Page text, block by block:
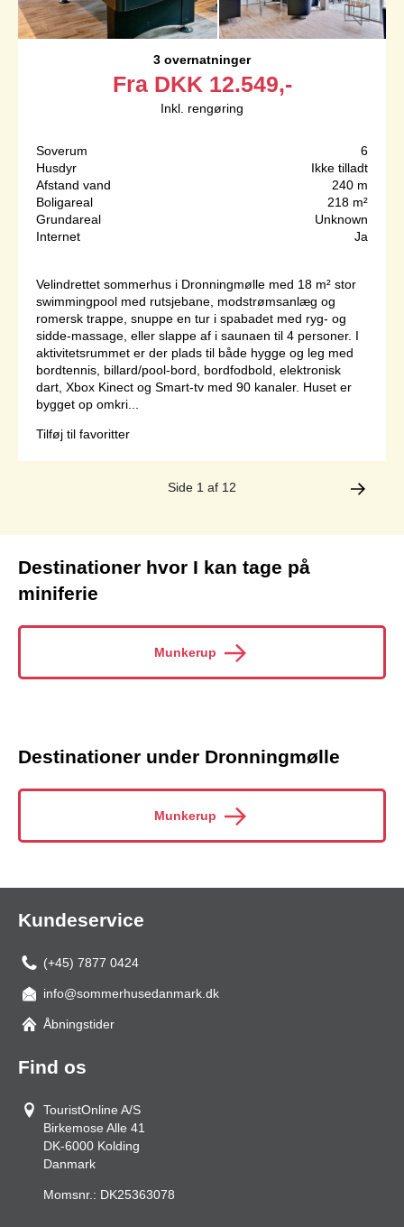
3 overnatninger
Fra DKK 12.549,-
Inkl. rengøring
Soverum
6
Husdyr
Ikke tilladt
Afstand vand
240 m
Boligareal
218 m²
Grundareal
Unknown
Internet
Ja
Velindrettet sommerhus i Dronningmølle med 18 m² stor
swimmingpool med rutsjebane, modstrømsanlæg og
romersk trappe, snuppe en tur i spabadet med ryg- og
sidde-massage, eller slappe af i saunaen til 4 personer. I
aktivitetsrummet er der plads til både hygge og leg med
bordtennis, billard/pool-bord, bordfodbold, elektronisk
dart, Xbox Kinect og Smart-tv med 90 kanaler. Huset er
bygget op omkri...
Tilføj til favoritter
Side 1 af 12
Destinationer hvor I kan tage på
miniferie
Munkerup
Destinationer under Dronningmølle
Munkerup
Kundeservice
(+45) 7877 0424
info@sommerhusedanmark.dk
Åbningstider
Find os
TouristOnline A/S
Birkemose Alle 41
DK-6000 Kolding
Danmark
Momsnr.: DK25363078